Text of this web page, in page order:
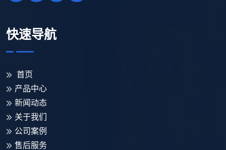
快速导航
首页
产品中心
新闻动态
关于我们
公司案例
售后服务